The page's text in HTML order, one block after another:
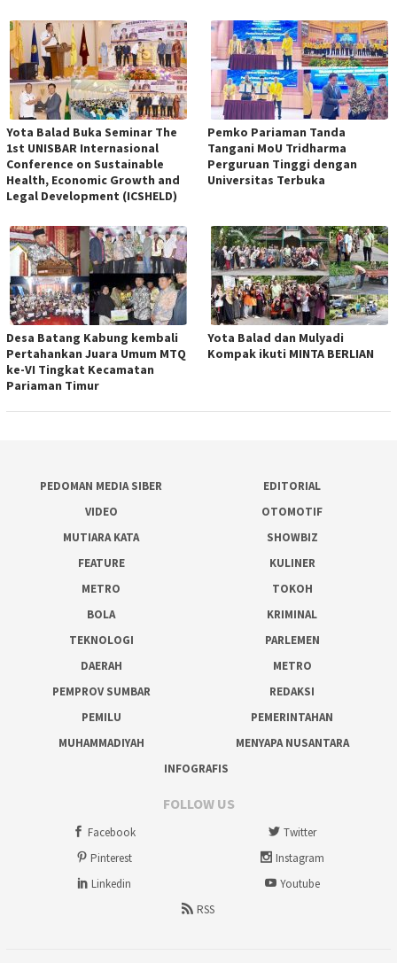
Yota Balad Buka Seminar The
1st UNISBAR Internasional
Conference on Sustainable
Health, Economic Growth and
Legal Development (ICSHELD)
Pemko Pariaman Tanda
Tangani MoU Tridharma
Perguruan Tinggi dengan
Universitas Terbuka
Desa Batang Kabung kembali
Pertahankan Juara Umum MTQ
ke-VI Tingkat Kecamatan
Pariaman Timur
Yota Balad dan Mulyadi
Kompak ikuti MINTA BERLIAN
PEDOMAN MEDIA SIBER
EDITORIAL
VIDEO
OTOMOTIF
MUTIARA KATA
SHOWBIZ
FEATURE
KULINER
METRO
TOKOH
BOLA
KRIMINAL
TEKNOLOGI
PARLEMEN
DAERAH
METRO
PEMPROV SUMBAR
REDAKSI
PEMILU
PEMERINTAHAN
MUHAMMADIYAH
MENYAPA NUSANTARA
INFOGRAFIS
FOLLOW US
Facebook
Twitter
Pinterest
Instagram
Linkedin
Youtube
RSS